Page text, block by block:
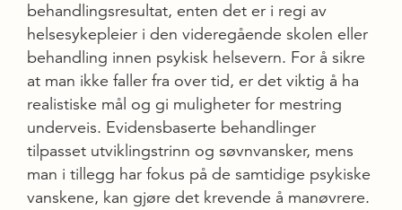
behandlingsresultat, enten det er i regi av
helsesykepleier i den videregående skolen eller
behandling innen psykisk helsevern. For å sikre
at man ikke faller fra over tid, er det viktig å ha
realistiske mål og gi muligheter for mestring
underveis. Evidensbaserte behandlinger
tilpasset utviklingstrinn og søvnvansker, mens
man i tillegg har fokus på de samtidige psykiske
vanskene, kan gjøre det krevende å manøvrere.